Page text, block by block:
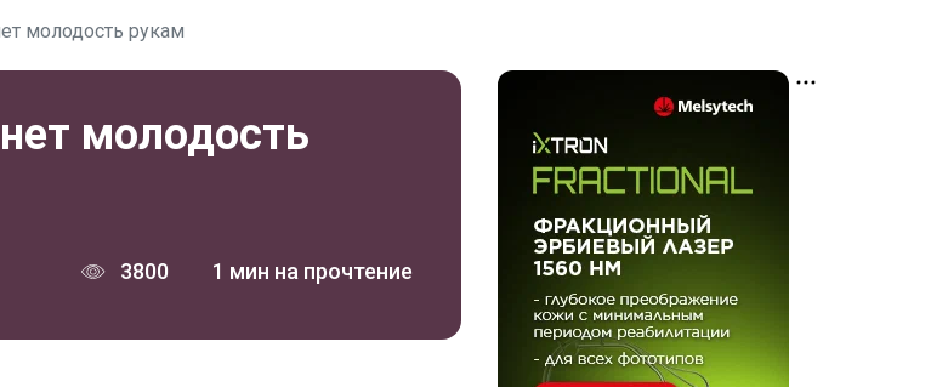
молодость рукам
молодость
3800 1 мин на прочтение